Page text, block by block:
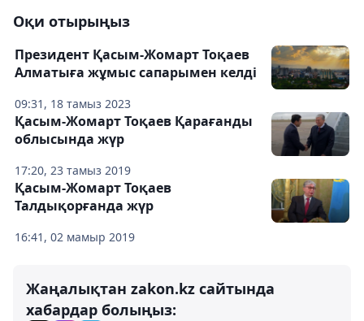
Оқи отырыңыз
09:31, 18 тамыз 2023
Президент Қасым-Жомарт Тоқаев
Алматыға жұмыс сапарымен келді
17:20, 23 тамыз 2019
Қасым-Жомарт Тоқаев Қарағанды
облысында жүр
16:41, 02 мамыр 2019
Қасым-Жомарт Тоқаев
Талдықорғанда жүр
Жаңалықтан zakon.kz сайтында
хабардар болыңыз: